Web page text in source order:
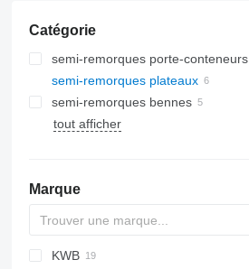
Catégorie
semi-remorques porte-conteneurs
semi-remorques plateaux
semi-remorques bennes
tout afficher
Marque
PS
2 series
TXA
SDS
FLO
DRO
KWB